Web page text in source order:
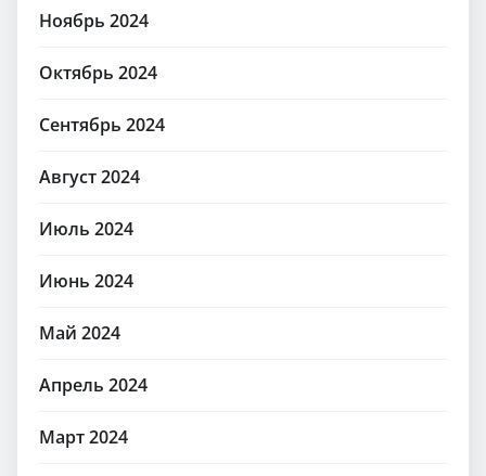
Ноябрь 2024
Октябрь 2024
Сентябрь 2024
Август 2024
Июль 2024
Июнь 2024
Май 2024
Апрель 2024
Март 2024